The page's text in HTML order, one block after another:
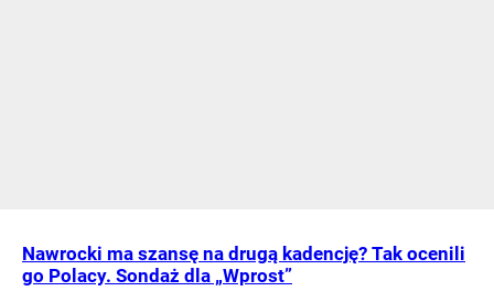
Nawrocki ma szansę na drugą kadencję? Tak ocenili
go Polacy. Sondaż dla „Wprost”